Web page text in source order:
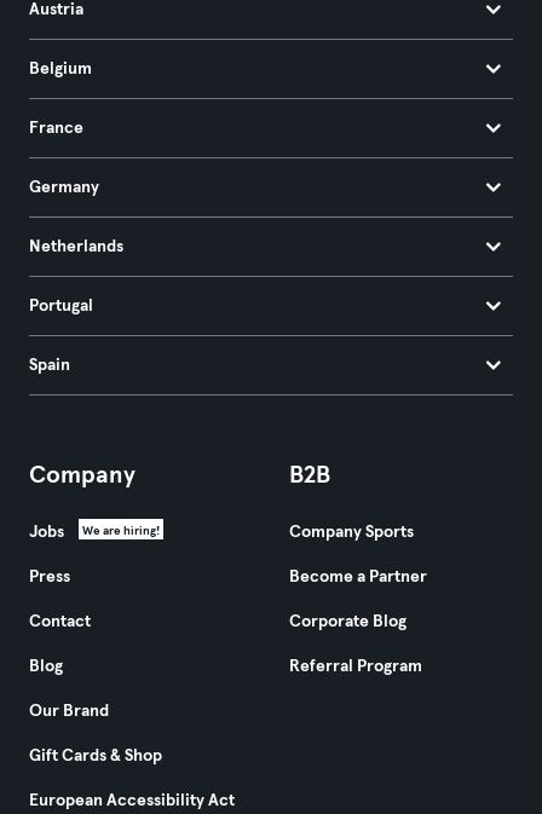
Austria
Belgium
France
Germany
Netherlands
Portugal
Spain
Company
Jobs We are hiring!
Press
Contact
Blog
Our Brand
Gift Cards & Shop
European Accessibility Act
B2B
Company Sports
Become a Partner
Corporate Blog
Referral Program